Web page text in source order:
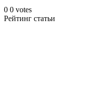
0 0 votes
Рейтинг статьи